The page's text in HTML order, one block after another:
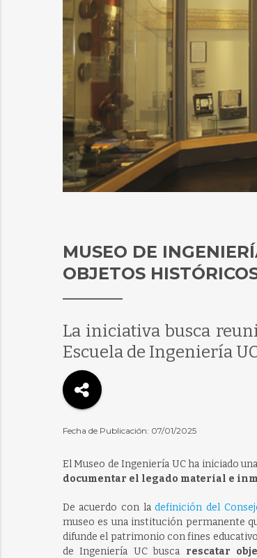
MUSEO DE
OBJETOS
La iniciativa busca
Escuela de Ingeniería
Fecha de Publicación: 07/01/2025
El Museo de Ingeniería UC ha iniciado una
documentar el legado material e
De acuerdo con ladefinición del
museo es una institución permanente
difunde el patrimonio con fines
de Ingeniería UC busca rescatar